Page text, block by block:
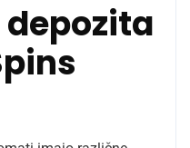
depozita